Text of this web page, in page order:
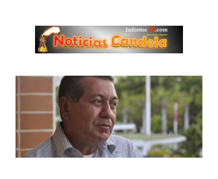
contenido